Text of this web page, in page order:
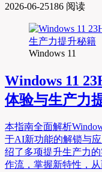
2026-06-25186 阅读
Windows 11
Windows 11
体验与生产力
本指南全面解析
于AI新功能的解锁与
绍了多项提升生产力
作流，掌握新特性，